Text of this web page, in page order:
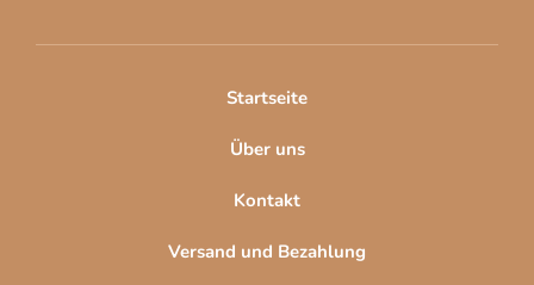
Startseite
Über uns
Kontakt
Versand und Bezahlung